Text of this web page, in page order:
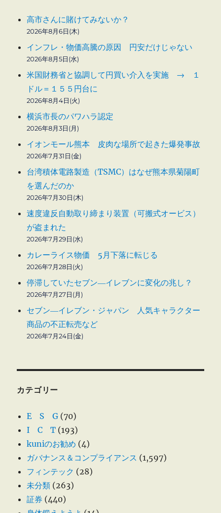
高市さんに賭けてみないか？
2026年8月6日(木)
インフレ・物価高騰の原因 円安だけじゃない
2026年8月5日(水)
米国財務省と協調して円買い介入を実施 → １
ドル＝１５５円台に
2026年8月4日(火)
横浜市長のパワハラ認定
2026年8月3日(月)
イオンモール熊本 皮肉な場所で起きた爆発事故
2026年7月31日(金)
台湾積体電路製造（TSMC）はなぜ熊本県菊陽町
を選んだのか
2026年7月30日(木)
速度違反自動取り締まり装置（可搬式オービス）
が盗まれた
2026年7月29日(水)
カレーライス物価 5月下落に転じる
2026年7月28日(火)
停滞していたセブン―イレブンに変化の兆し？
2026年7月27日(月)
セブン―イレブン・ジャパン 人気キャラクター
商品の不正転売など
2026年7月24日(金)
カテゴリー
E S G (70)
I C T (193)
kuniのお勧め (4)
ガバナンス＆コンプライアンス (1,597)
フィンテック (28)
未分類 (263)
証券 (440)